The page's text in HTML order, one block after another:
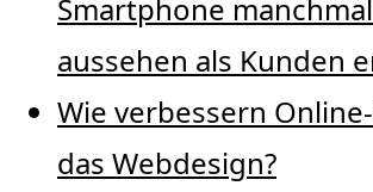
Smartphone
aussehen als Kunden
Wie verbessern
das Webdesign?